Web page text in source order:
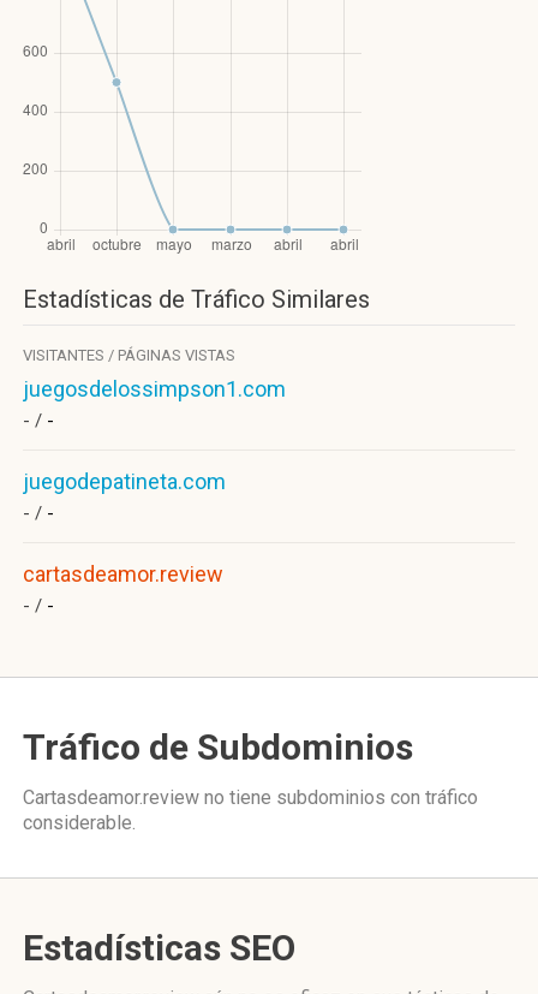
Estadísticas de Tráfico Similares
VISITANTES / PÁGINAS VISTAS
juegosdelossimpson1.com
- / -
juegodepatineta.com
- / -
cartasdeamor.review
- / -
Tráfico de Subdominios
Cartasdeamor.review no tiene subdominios con tráfico
considerable.
Estadísticas SEO